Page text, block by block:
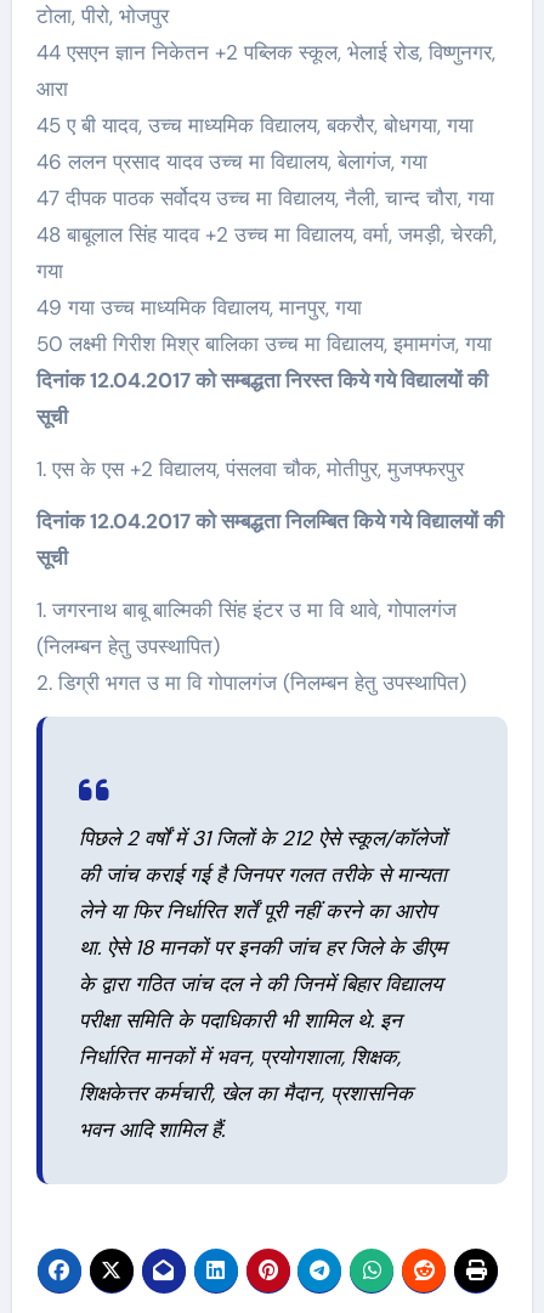
टोला, पीरो, भोजपुर
44 एसएन ज्ञान निकेतन +2 पब्लिक स्कूल, भेलाई रोड, विष्णुनगर,
आरा
45 ए बी यादव, उच्च माध्यमिक विद्यालय, बकरौर, बोधगया, गया
46 ललन प्रसाद यादव उच्च मा विद्यालय, बेलागंज, गया
47 दीपक पाठक सर्वोदय उच्च मा विद्यालय, नैली, चान्द चौरा, गया
48 बाबूलाल सिंह यादव +2 उच्च मा विद्यालय, वर्मा, जमड़ी, चेरकी,
गया
49 गया उच्च माध्यमिक विद्यालय, मानपुर, गया
50 लक्ष्मी गिरीश मिश्र बालिका उच्च मा विद्यालय, इमामगंज, गया
दिनांक 12.04.2017 को सम्बद्धता निरस्त किये गये विद्यालयों की
सूची
1. एस के एस +2 विद्यालय, पंसलवा चौक, मोतीपुर, मुजफ्फरपुर
दिनांक 12.04.2017 को सम्बद्धता निलम्बित किये गये विद्यालयों की
सूची
1. जगरनाथ बाबू बाल्मिकी सिंह इंटर उ मा वि थावे, गोपालगंज
(निलम्बन हेतु उपस्थापित)
2. डिग्री भगत उ मा वि गोपालगंज (निलम्बन हेतु उपस्थापित)
पिछले 2 वर्षों में 31 जिलों के 212 ऐसे स्कूल/कॉलेजों
की जांच कराई गई है जिनपर गलत तरीके से मान्यता
लेने या फिर निर्धारित शर्तें पूरी नहीं करने का आरोप
था. ऐसे 18 मानकों पर इनकी जांच हर जिले के डीएम
के द्वारा गठित जांच दल ने की जिनमें बिहार विद्यालय
परीक्षा समिति के पदाधिकारी भी शामिल थे. इन
निर्धारित मानकों में भवन, प्रयोगशाला, शिक्षक,
शिक्षकेत्तर कर्मचारी, खेल का मैदान, प्रशासनिक
भवन आदि शामिल हैं.